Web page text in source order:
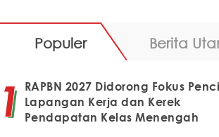
Populer Berita
RAPBN 2027 Didorong Fokus
Lapangan Kerja dan Kerek
Pendapatan Kelas Menengah